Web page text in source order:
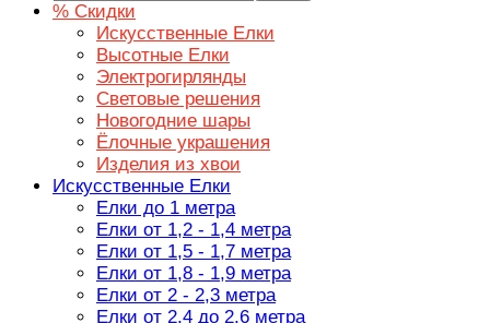
% Скидки
Искусственные Елки
Высотные Елки
Электрогирлянды
Световые решения
Новогодние шары
Ёлочные украшения
Изделия из хвои
Искусственные Елки
Елки до 1 метра
Елки от 1,2 - 1,4 метра
Елки от 1,5 - 1,7 метра
Елки от 1,8 - 1,9 метра
Елки от 2 - 2,3 метра
Елки от 2,4 до 2,6 метра